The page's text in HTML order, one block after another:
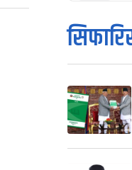
१
आइत
मंगल
४